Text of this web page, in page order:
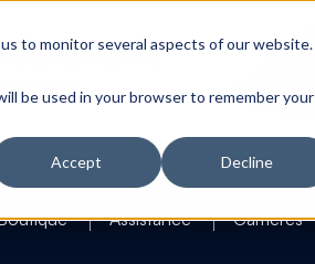
to monitor several aspects of our website.
be used in your browser to remember your
Accept Decline
Assistance Carrières